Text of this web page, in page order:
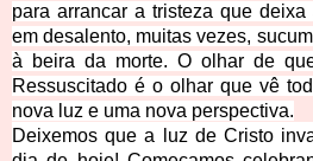
para arrancar a tristeza que
em desalento, muitas vezes,
à beira da morte. O olhar de
Ressuscitado é o olhar que vê
nova luz e uma nova perspectiva.
Deixemos que a luz de Cristo